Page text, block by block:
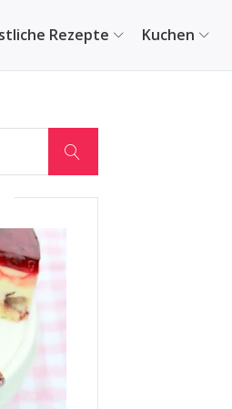
Rezepte Kuchen